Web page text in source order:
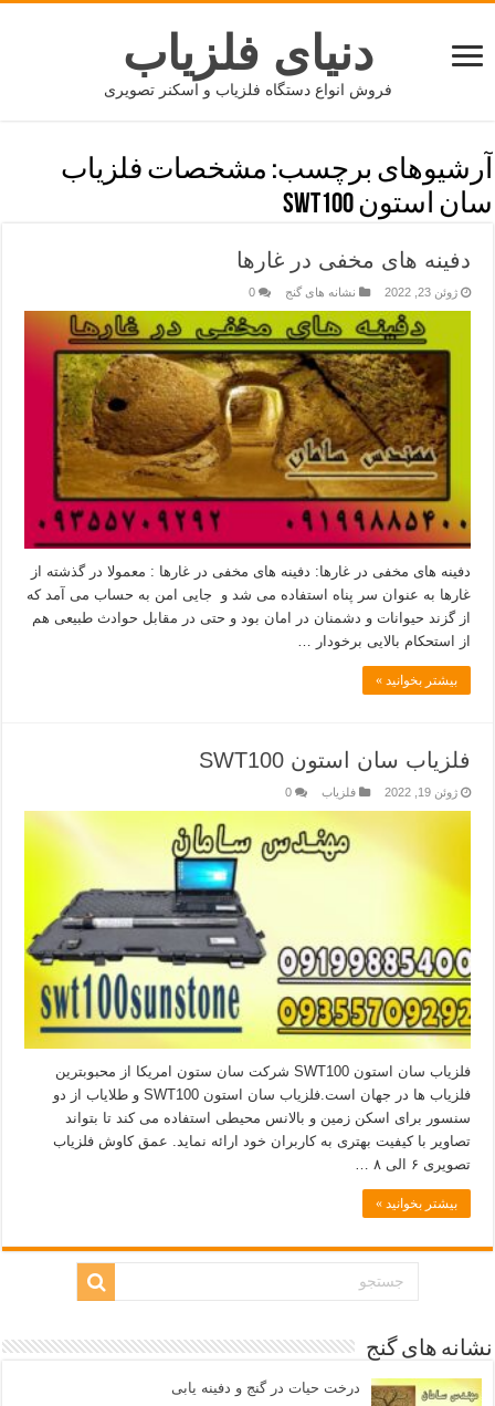
دنیای فلزیاب
فروش انواع دستگاه فلزیاب و اسکنر تصویری
آرشیوهای برچسب: مشخصات فلزیاب
سان استون SWT100
دفینه های مخفی در غارها
ژوئن 23, 2022 نشانه های گنج 0
دفینه های مخفی در غارها: دفینه های مخفی در غارها : معمولا در گذشته از
غارها به عنوان سر پناه استفاده می شد و جایی امن به حساب می آمد که
از گزند حیوانات و دشمنان در امان بود و حتی در مقابل حوادث طبیعی هم
از استحکام بالایی برخودار …
بیشتر بخوانید »
فلزیاب سان استون SWT100
ژوئن 19, 2022 فلزیاب 0
فلزیاب سان استون SWT100 شرکت سان ستون امریکا از محبوبترین
فلزیاب ها در جهان است.فلزیاب سان استون SWT100 و طلایاب از دو
سنسور برای اسکن زمین و بالانس محیطی استفاده می کند تا بتواند
تصاویر با کیفیت بهتری به کاربران خود ارائه نماید. عمق کاوش فلزیاب
تصویری ۶ الی ۸ …
بیشتر بخوانید »
نشانه های گنج
درخت حیات در گنج و دفینه یابی